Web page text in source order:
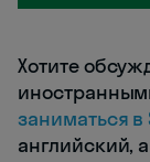
Хотите
заниматься в
английский,